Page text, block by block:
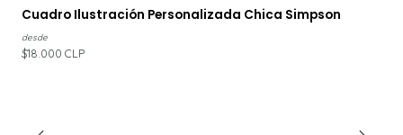
Cuadro Ilustración Personalizada Chica Simpson
desde
$18.000 CLP